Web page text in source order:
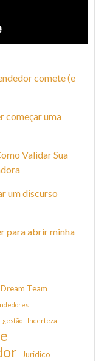
comete (e
começar uma
Validar Sua
um discurso
para abrir minha
Dream Team
gestão Incerteza
Juridico